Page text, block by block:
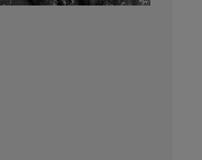
och
guider. Företagen
vid
ingår i
moment.
är omfattande
moment är bland
del, samt en